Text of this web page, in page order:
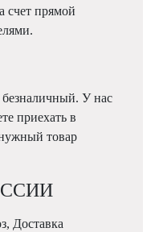
счет прямой
У нас
приехать в
нужный товар
Доставка